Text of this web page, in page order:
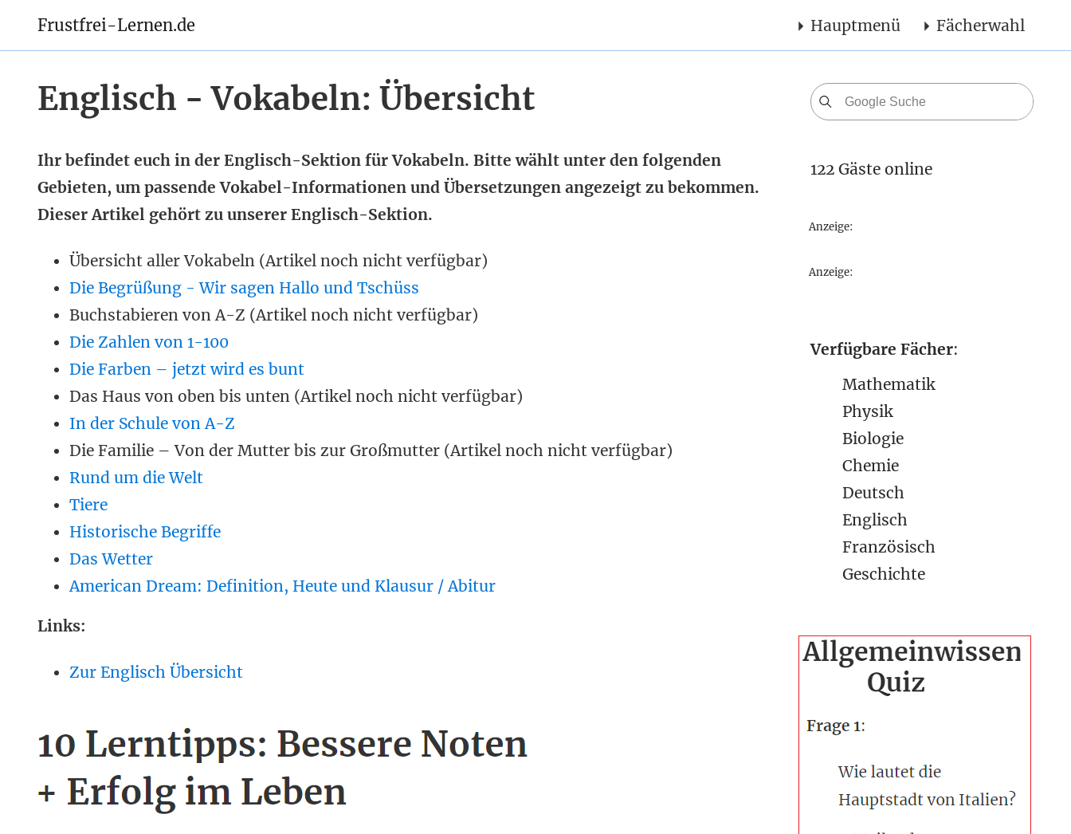
Frustfrei-Lernen.de Hauptmenü Fächerwahl
Englisch - Vokabeln: Übersicht
Ihr befindet euch in der Englisch-Sektion für Vokabeln. Bitte wählt unter den folgenden
Gebieten, um passende Vokabel-Informationen und Übersetzungen angezeigt zu bekommen.
Dieser Artikel gehört zu unserer Englisch-Sektion.
Übersicht aller Vokabeln (Artikel noch nicht verfügbar)
Die Begrüßung - Wir sagen Hallo und Tschüss
Buchstabieren von A-Z (Artikel noch nicht verfügbar)
Die Zahlen von 1-100
Die Farben – jetzt wird es bunt
Das Haus von oben bis unten (Artikel noch nicht verfügbar)
In der Schule von A-Z
Die Familie – Von der Mutter bis zur Großmutter (Artikel noch nicht verfügbar)
Rund um die Welt
Tiere
Historische Begriffe
Das Wetter
American Dream: Definition, Heute und Klausur / Abitur
Links:
Zur Englisch Übersicht
122 Gäste online
Anzeige:
Anzeige:
Verfügbare Fächer:
Mathematik
Physik
Biologie
Chemie
Deutsch
Englisch
Französisch
Geschichte